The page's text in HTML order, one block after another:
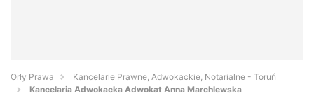
Orły Prawa
Kancelarie Prawne, Adwokackie, Notarialne - Toruń
Kancelaria Adwokacka Adwokat Anna Marchlewska